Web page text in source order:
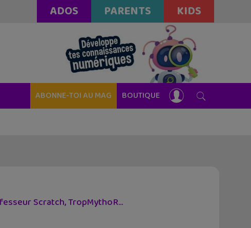
ADOS PARENTS KIDS
ABONNE-TOI AU MAG BOUTIQUE
Scratch, TropMythoR...